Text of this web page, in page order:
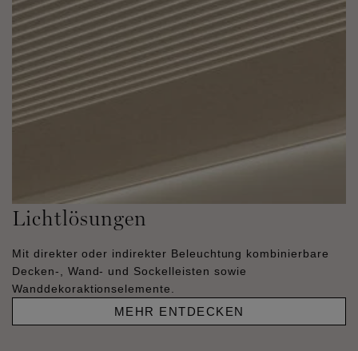
Lichtlösungen
Mit direkter oder indirekter Beleuchtung kombinierbare
Decken-, Wand- und Sockelleisten sowie
Wanddekoraktionselemente.
MEHR ENTDECKEN